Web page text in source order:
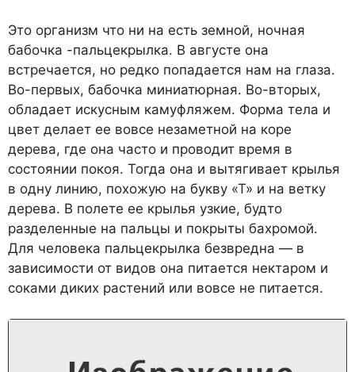
Это организм что ни на есть земной, ночная
бабочка -пальцекрылка. В августе она
встречается, но редко попадается нам на глаза.
Во-первых, бабочка миниатюрная. Во-вторых,
обладает искусным камуфляжем. Форма тела и
цвет делает ее вовсе незаметной на коре
дерева, где она часто и проводит время в
состоянии покоя. Тогда она и вытягивает крылья
в одну линию, похожую на букву «Т» и на ветку
дерева. В полете ее крылья узкие, будто
разделенные на пальцы и покрыты бахромой.
Для человека пальцекрылка безвредна — в
зависимости от видов она питается нектаром и
соками диких растений или вовсе не питается.